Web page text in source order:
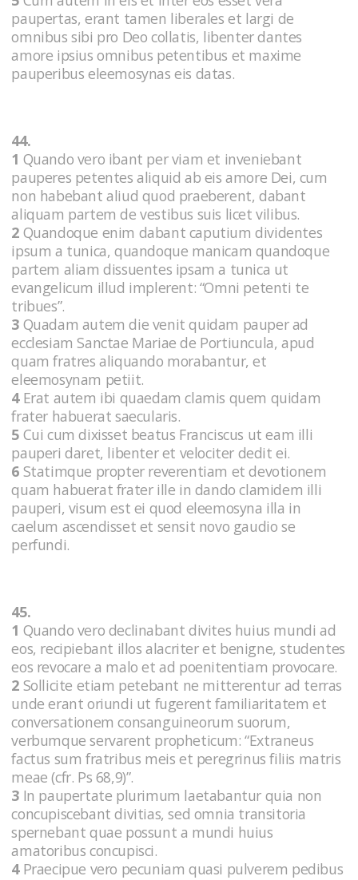
paupertas, erant tamen liberales et largi de
omnibus sibi pro Deo collatis, libenter dantes
amore ipsius omnibus petentibus et maxime
pauperibus eleemosynas eis datas.
44.
1 Quando vero ibant per viam et inveniebant
pauperes petentes aliquid ab eis amore Dei, cum
non habebant aliud quod praeberent, dabant
aliquam partem de vestibus suis licet vilibus.
2 Quandoque enim dabant caputium dividentes
ipsum a tunica, quandoque manicam quandoque
partem aliam dissuentes ipsam a tunica ut
evangelicum illud implerent: “Omni petenti te
tribues”.
3 Quadam autem die venit quidam pauper ad
ecclesiam Sanctae Mariae de Portiuncula, apud
quam fratres aliquando morabantur, et
eleemosynam petiit.
4Erat autem ibi quaedam clamis quem quidam
frater habuerat saecularis.
5 Cui cum dixisset beatus Franciscus ut eam illi
pauperi daret, libenter et velociter dedit ei.
6 Statimque propter reverentiam et devotionem
quam habuerat frater ille in dando clamidem illi
pauperi, visum est ei quod eleemosyna illa in
caelum ascendisset et sensit novo gaudio se
perfundi.
45.
1 Quando vero declinabant divites huius mundi ad
eos, recipiebant illos alacriter et benigne, studentes
eos revocare a malo et ad poenitentiam provocare.
2 Sollicite etiam petebant ne mitterentur ad terras
unde erant oriundi ut fugerent familiaritatem et
conversationem consanguineorum suorum,
verbumque servarent propheticum: “Extraneus
factus sum fratribus meis et peregrinus filiis matris
meae (cfr. Ps 68,9)”.
3 In paupertate plurimum laetabantur quia non
concupiscebant divitias, sed omnia transitoria
spernebant quae possunt a mundi huius
amatoribus concupisci.
4Praecipue vero pecuniam quasi pulverem pedibus